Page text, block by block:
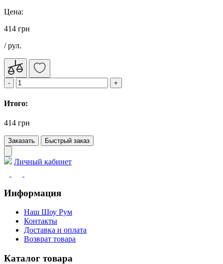
Цена:
414 грн
/ рул.
Итого:
414 грн
Заказать Быстрый заказ
Личный кабинет
Информация
Наш Шоу Рум
Контакты
Доставка и оплата
Возврат товара
Каталог товара